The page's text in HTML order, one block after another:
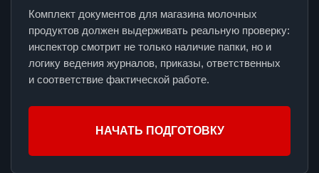
Комплект документов для магазина молочных
продуктов должен выдерживать реальную проверку:
инспектор смотрит не только наличие папки, но и
логику ведения журналов, приказы, ответственных
и соответствие фактической работе.
НАЧАТЬ ПОДГОТОВКУ